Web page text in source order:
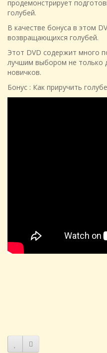
продемонстрирует
голубей.
В качестве бонуса в этом
возвращающихся голубей.
Этот DVD содержит много
лучшим выбором не только
новичков.
Бонус : Как приручить